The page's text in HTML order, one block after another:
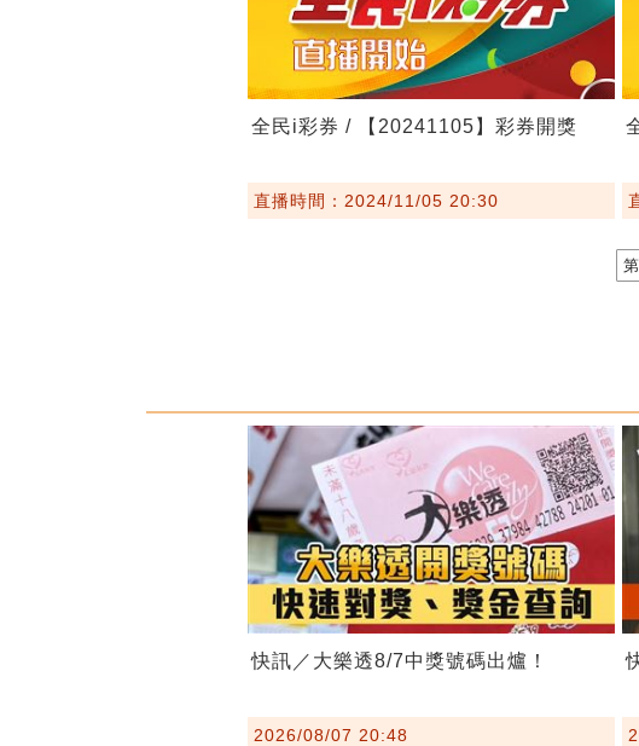
全民i彩券 / 【20241105】彩券開獎
直播時間：2024/11/05 20:30
快訊／大樂透8/7中獎號碼出爐！
2026/08/07 20:48